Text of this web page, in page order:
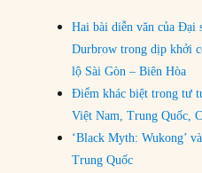
Hai bài diễn văn của Đại
Durbrow trong dịp khởi
lộ Sài Gòn – Biên Hòa
Điểm khác biệt trong tư
Việt Nam, Trung Quốc,
‘Black Myth: Wukong’
Trung Quốc